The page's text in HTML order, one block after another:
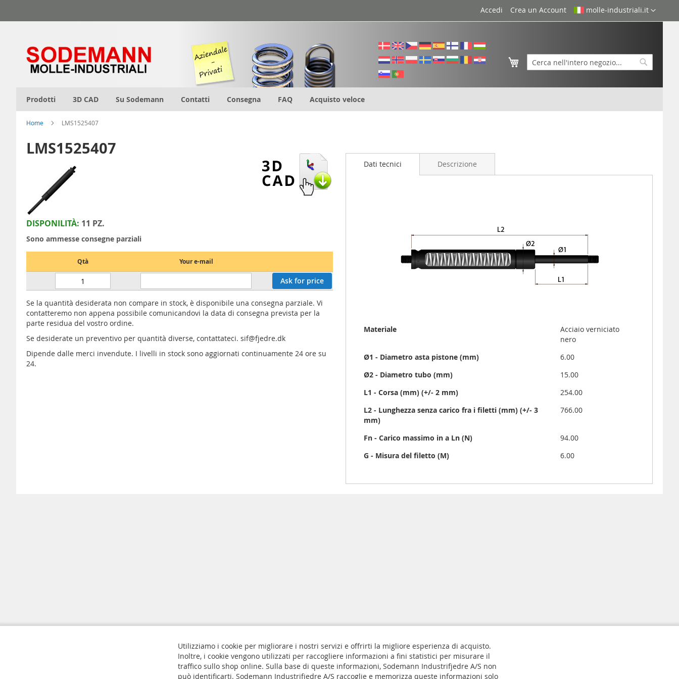
al
Linguamolle-industriali.it
Accedi Crea un Account
Carrello
Cerca
Prodotti 3D CAD Su Sodemann Contatti Consegna FAQ Acquisto veloce
Home LMS1525407
LMS1525407
DISPONILITÀ: 11 PZ.
Sono ammesse consegne parziali
Qtà Your e-mail
Ask for price
Se la quantità desiderata non compare in stock, è disponibile una consegna parziale. Vi
contatteremo non appena possibile comunicandovi la data di consegna prevista per la
parte residua del vostro ordine.
Se desiderate un preventivo per quantità diverse, contattateci. sif@fjedre.dk
Dipende dalle merci invendute. I livelli in stock sono aggiornati continuamente 24 ore su
24.
Dati tecnici
Maggiori
Materiale
Acciaio verniciato
nero
Ø1 - Diametro asta pistone (mm)
6.00
Ø2 - Diametro tubo (mm)
15.00
L1 - Corsa (mm) (+/- 2 mm)
254.00
L2 - Lunghezza senza carico fra i filetti (mm) (+/- 3
mm)
766.00
Fn - Carico massimo in a Ln (N)
94.00
G - Misura del filetto (M)
6.00
Descrizione
Contattaci
Norme sulla Privacy e sui Cookie
Cookie Settings
Iscriviti
Utilizziamo i cookie per migliorare i nostri servizi e offrirti la migliore esperienza di acquisto.
Inoltre, i cookie vengono utilizzati per raccogliere informazioni a fini statistici per misurare il
traffico sullo shop online. Sulla base di queste informazioni, Sodemann Industrifjedre A/S non
può identificarti. Sodemann Industrifjedre A/S raccoglie e memorizza queste informazioni solo